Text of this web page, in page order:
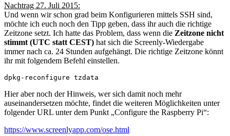
Nachtrag 27. Juli 2015:
Und wenn wir schon grad beim Konfigurieren mittels SSH sind,
möchte ich euch noch den Tipp geben, dass ihr auch die richtige
Zeitzone setzt. Ich hatte das Problem, dass wenn die Zeitzone nicht
stimmt (UTC statt CEST) hat sich die Screenly-Wiedergabe
immer nach ca. 24 Stunden aufgehängt. Die richtige Zeitzone könnt
ihr mit folgendem Befehl einstellen.
dpkg -reconfigure tzdata
Hier aber noch der Hinweis, wer sich damit noch mehr
auseinandersetzen möchte, findet die weiteren Möglichkeiten unter
folgender URL unter dem Punkt „Configure the Raspberry Pi“:
https://www.screenlyapp.com/ose.html